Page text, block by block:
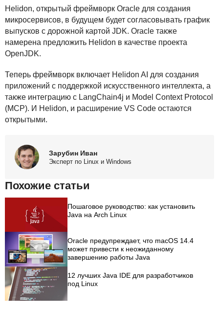
Helidon, открытый фреймворк Oracle для создания
микросервисов, в будущем будет согласовывать график
выпусков с дорожной картой JDK. Oracle также
намерена предложить Helidon в качестве проекта
OpenJDK.
Теперь фреймворк включает Helidon AI для создания
приложений с поддержкой искусственного интеллекта, а
также интеграцию с LangChain4j и Model Context Protocol
(MCP). И Helidon, и расширение VS Code остаются
открытыми.
Зарубин Иван
Эксперт по Linux и Windows
Похожие статьи
Пошаговое руководство: как установить
Java на Arch Linux
Oracle предупреждает, что macOS 14.4
может привести к неожиданному
завершению работы Java
12 лучших Java IDE для разработчиков
под Linux